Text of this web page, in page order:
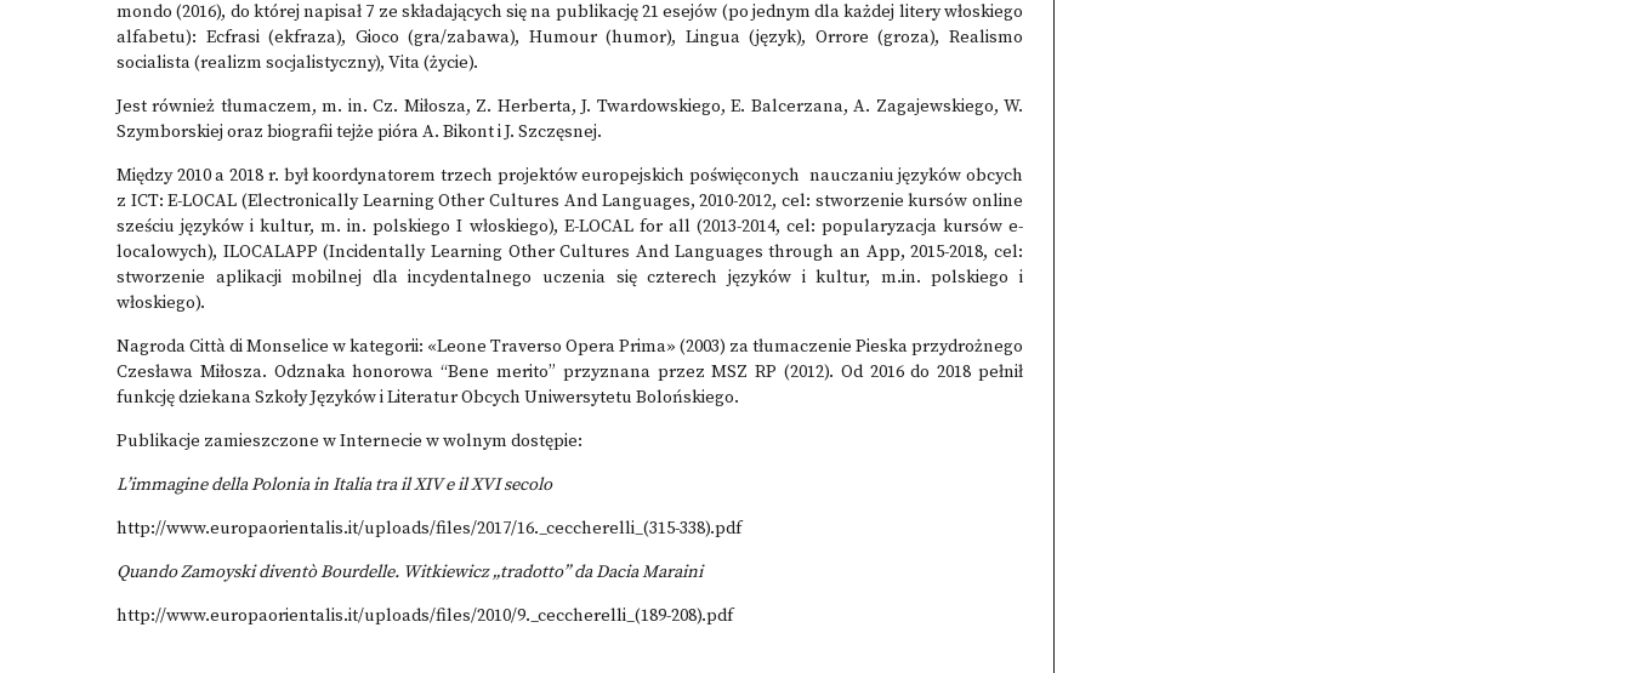
mondo (2016), do której napisał 7 ze składających się na publikację 21 esejów (po jednym dla każdej litery włoskiego
alfabetu): Ecfrasi (ekfraza), Gioco (gra/zabawa), Humour (humor), Lingua (język), Orrore (groza), Realismo
socialista (realizm socjalistyczny), Vita (życie).
Jest również tłumaczem, m. in. Cz. Miłosza, Z. Herberta, J. Twardowskiego, E. Balcerzana, A. Zagajewskiego, W.
Szymborskiej oraz biografii tejże pióra A. Bikont i J. Szczęsnej.
Między 2010 a 2018 r. był koordynatorem trzech projektów europejskich poświęconych nauczaniu języków obcych
z ICT: E-LOCAL (Electronically Learning Other Cultures And Languages, 2010-2012, cel: stworzenie kursów online
sześciu języków i kultur, m. in. polskiego I włoskiego), E-LOCAL for all (2013-2014, cel: popularyzacja kursów e-
localowych), ILOCALAPP (Incidentally Learning Other Cultures And Languages through an App, 2015-2018, cel:
stworzenie aplikacji mobilnej dla incydentalnego uczenia się czterech języków i kultur, m.in. polskiego i
włoskiego).
Nagroda Città di Monselice w kategorii: «Leone Traverso Opera Prima» (2003) za tłumaczenie Pieska przydrożnego
Czesława Miłosza. Odznaka honorowa “Bene merito” przyznana przez MSZ RP (2012). Od 2016 do 2018 pełnił
funkcję dziekana Szkoły Języków i Literatur Obcych Uniwersytetu Bolońskiego.
Publikacje zamieszczone w Internecie w wolnym dostępie:
L’immagine della Polonia in Italia tra il XIV e il XVI secolo
http://www.europaorientalis.it/uploads/files/2017/16._ceccherelli_(315-338).pdf
Quando Zamoyski diventò Bourdelle. Witkiewicz „tradotto” da Dacia Maraini
http://www.europaorientalis.it/uploads/files/2010/9._ceccherelli_(189-208).pdf